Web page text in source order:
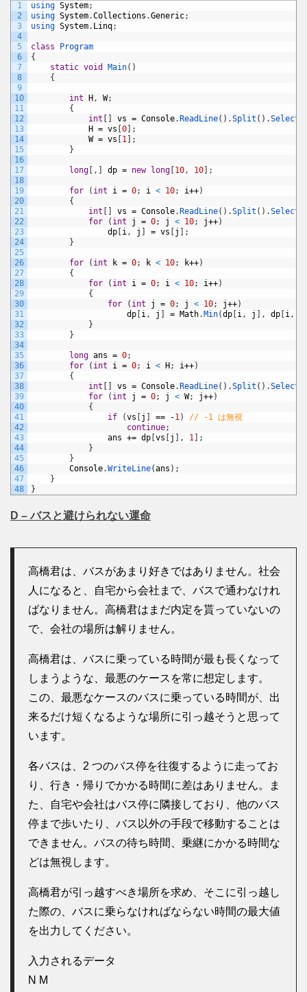
1
2
3
4
5
6
7
8
9
10
11
12
13
14
15
16
17
18
19
20
21
22
23
24
25
26
27
28
29
30
31
32
33
34
35
36
37
38
39
40
41
42
43
44
45
46
47
48
using System;
using System.Collections .Generic;
using System. Linq;
class
Program
{
static void Main( )
{
int H , W;
{
int
vs = Console. ReadLine( ) .Split ( ) .Select
H = vs 0
;
W = vs 1
;
}
long , dp = new long 10, 10 ;
for ( int i = 0; i < 10; i++)
{
int
vs = Console. ReadLine( ) .Split ( ) .Select
for
( int j = 0; j < 10; j++)
dp i, j = vs j
;
}
for ( int k = 0; k < 10; k++)
{
for
( int i = 0; i < 10; i++)
{
for
( int j = 0; j < 10; j++)
dp i, j = Math. Min(dp i, j , dp i,
}
}
long ans = 0;
for
( int i = 0; i < H ; i++)
{
int
vs = Console. ReadLine( ) .Split ( ) .Select
for
( int j = 0; j < W; j++)
{
if
(vs j == -1)
// -1 は無視
continue;
ans += dp vs j , 1
;
}
}
Console.WriteLine(ans ) ;
}
}
D – バスと避けられない運命
高橋君は、バスがあまり好きではありません。社会
人になると、自宅から会社まで、バスで通わなけれ
ばなりません。高橋君はまだ内定を貰っていないの
で、会社の場所は解りません。
高橋君は、バスに乗っている時間が最も長くなって
しまうような、最悪のケースを常に想定します。
この、最悪なケースのバスに乗っている時間が、出
来るだけ短くなるような場所に引っ越そうと思って
います。
各バスは、2 つのバス停を往復するように走ってお
り、行き・帰りでかかる時間に差はありません。ま
た、自宅や会社はバス停に隣接しており、他のバス
停まで歩いたり、バス以外の手段で移動することは
できません。バスの待ち時間、乗継にかかる時間な
どは無視します。
高橋君が引っ越すべき場所を求め、そこに引っ越し
た際の、バスに乗らなければならない時間の最大値
を出力してください。
入力されるデータ
N M